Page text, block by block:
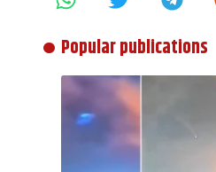
Popular publications